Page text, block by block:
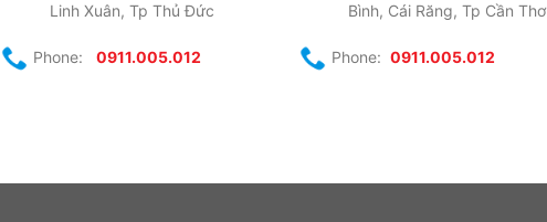
Linh Xuân, Tp Thủ Đức
Phone: 0911.005.012
Bình, Cái Răng, Tp Cần Thơ
Phone: 0911.005.012